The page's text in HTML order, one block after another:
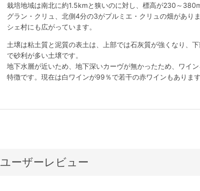
栽培地域は南北に約1.5kmと狭いのに対し、標高が230～
グラン・クリュ、北側4分の3がプルミエ・クリュの畑があり
シェ村にも広がっています。
土壌は粘土質と泥質の表土は、上部では石灰質が強くなり、
で砂利が多い土壌です。
地下水層が近いため、地下深いカーヴが無かったため、ワイ
特徴です。現在は白ワインが99％で若干の赤ワインもあります
ユーザーレビュー